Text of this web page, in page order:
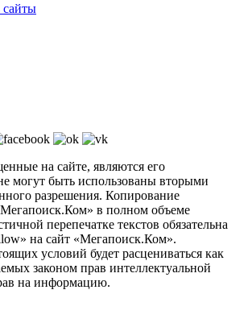
сайты
на сайте, являются его
могут быть использованы вторыми
разрешения. Копирование
в полном объеме
перепечатке текстов обязательна
на сайт «Мегапоиск.Ком».
условий будет расцениваться как
законом прав интеллектуальной
на информацию.